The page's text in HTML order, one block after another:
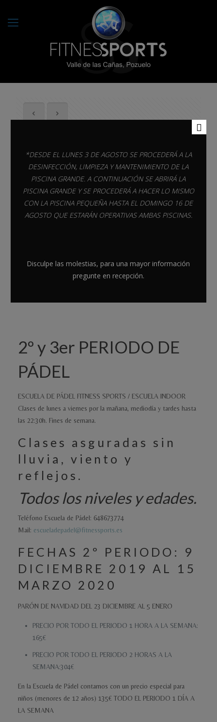
2º y 3er PERÍODO – Cursos
trimestrales 2019-20 ESCUELA
DE PÁDEL FITNESS SPORTS
FITNESS SPORTS
2º y 3er PERIODO DE
PÁDEL
ESCUELA DE PÁDEL FITNESS SPORTS / ESCUELA INDOOR
Clases de lunes a viernes por la mañana, mediodía y tardes hasta
las 22:30h. Fines de semana.
Clases asguradas sin
lluvia, viento y
reflejos.
Todos los niveles y edades.
Teléfono Escuela de Pádel: 648673774
Mail: escueladepadel@fitnessports.es
FECHAS 2º PERIODO: 9
DICIEMBRE 2019 AL 15
MARZO 2020
PARÓN DE NAVIDAD DEL 23 DICIEMBRE AL 5 ENERO
PRECIO POR TODO EL PERIODO 1 HORA A LA SEMANA:
165€
PRECIO POR TODO EL PERIODO 2 HORAS A LA
SEMANA:304€
En la Escuela de Pádel contamos con un precio especial para
niños (menores de 12 años) 135€ TODO EL PERIODO 1 DÍA A
LA SEMANA
*DESDE EL LUNES 3 DE AGOSTO SE PROCEDERÁ A LA
DESINFECCIÓN, LIMPIEZA Y MANTENIMIENTO DE LA
PISCINA GRANDE. A CONTINUACIÓN SE ABRIRÁ LA
PISCINA GRANDE Y SE PROCEDERÁ A HACER LO MISMO
CON LA PISCINA PEQUEÑA HASTA EL DOMINGO 16 DE
AGOSTO QUE ESTARÁN OPERATIVAS AMBAS PISCINAS.
Disculpe las molestias, para una mayor información
pregunte en recepción.